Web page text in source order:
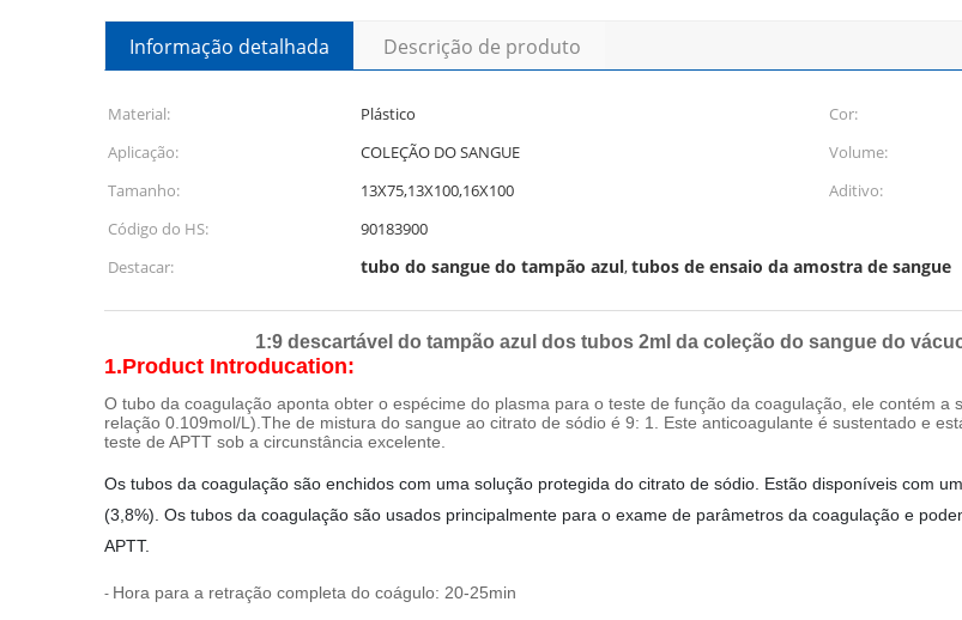
Informação detalhada Descrição de produto
Material: Plástico Cor:
Aplicação:
COLEÇÃO DO SANGUE Volume:
Tamanho:
13X75,13X100,16X100 Aditivo:
Código do HS:
90183900
Destacar:
tubo do sangue do tampão azul,tubos de ensaio da amostra de sangue
1:9 descartável do tampão azul dos tubos 2ml da coleção do sangue do
1.Product Introducation:
O tubo da coagulação aponta obter o espécime do plasma para o teste de função da coagulação, ele contém
relação 0.109mol/L).The de mistura do sangue ao citrato de sódio é 9: 1. Este anticoagulante é sustentado e
teste de APTT sob a circunstância excelente.
Os tubos da coagulação são enchidos com uma solução protegida do citrato de sódio. Estão disponíveis com
(3,8%). Os tubos da coagulação são usados principalmente para o exame de parâmetros da coagulação e
APTT.
- Hora para a retração completa do coágulo: 20-25min